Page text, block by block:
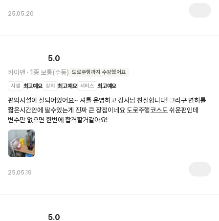
25.05.20
5.0
카이맨 · 1종 보통(수동) 도로주행까지 수강했어요
시설 최고예요 강의 최고예요 서비스 최고예요
편의시설이 잘되어있어요~ 셔틀 운영하고 강사님 친절합니다! 그리구 면허를
짧은시간안에 딸수있는게 진짜 큰 장점이네요 도로주행코스도 쉬운편인데
변수만 없으면 한번에 합격할거같아요!
25.05.19
5.0